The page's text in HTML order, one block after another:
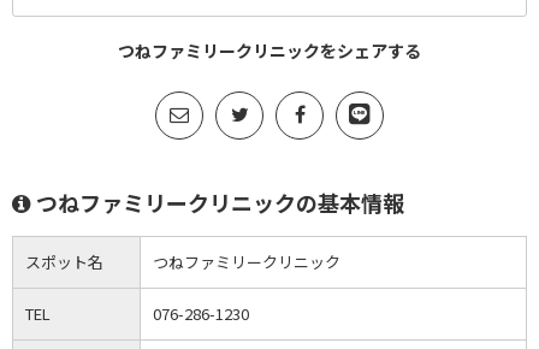
つねファミリークリニックをシェアする
つねファミリークリニックの基本情報
スポット名 つねファミリークリニック
TEL 076-286-1230